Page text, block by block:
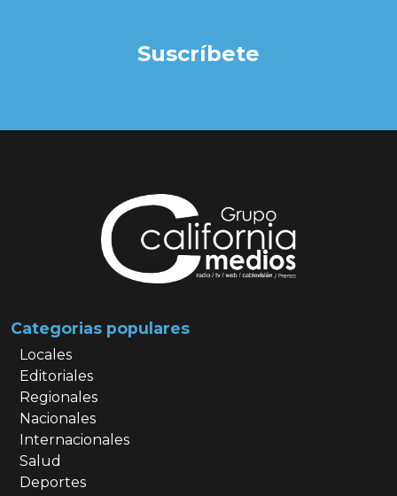
Suscríbete
Categorias populares
Locales
Editoriales
Regionales
Nacionales
Internacionales
Salud
Deportes